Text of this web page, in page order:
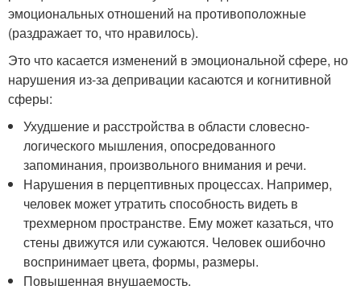
эмоциональных отношений на противоположные
(раздражает то, что нравилось).
Это что касается изменений в эмоциональной сфере, но
нарушения из-за депривации касаются и когнитивной
сферы:
Ухудшение и расстройства в области словесно-
логического мышления, опосредованного
запоминания, произвольного внимания и речи.
Нарушения в перцептивных процессах. Например,
человек может утратить способность видеть в
трехмерном пространстве. Ему может казаться, что
стены движутся или сужаются. Человек ошибочно
воспринимает цвета, формы, размеры.
Повышенная внушаемость.